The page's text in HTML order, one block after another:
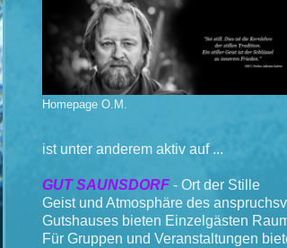
Homepage O.M.
ist unter anderem aktiv auf ...
GUT SAUNSDORF - Ort der Stille
Geist und Atmosphäre des
Gutshauses bieten Einzelgästen
Für Gruppen und Veranstaltungen